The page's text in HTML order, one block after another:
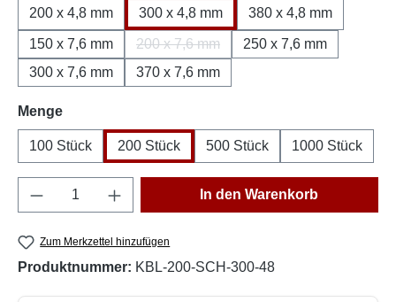
200 x 4,8 mm 300 x 4,8 mm 380 x 4,8 mm
150 x 7,6 mm 200 x 7,6 mm
(Diese Option ist zurzeit nicht
250 x 7,6 mm
300 x 7,6 mm
370 x 7,6 mm
Mengeauswählen
100 Stück 200 Stück 500 Stück 1000 Stück
Produkt Anzahl: Gib den gewünschten
In den Warenkorb
Zum Merkzettel hinzufügen
Produktnummer: KBL-200-SCH-300-48